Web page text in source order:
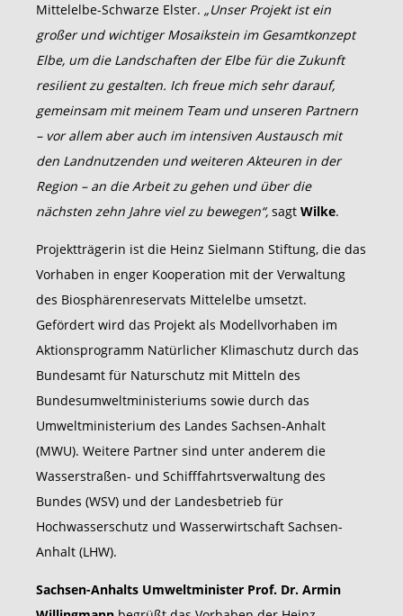
Mittelelbe-Schwarze Elster. „Unser Projekt ist ein
großer und wichtiger Mosaikstein im Gesamtkonzept
Elbe, um die Landschaften der Elbe für die Zukunft
resilient zu gestalten. Ich freue mich sehr darauf,
gemeinsam mit meinem Team und unseren Partnern
– vor allem aber auch im intensiven Austausch mit
den Landnutzenden und weiteren Akteuren in der
Region – an die Arbeit zu gehen und über die
nächsten zehn Jahre viel zu bewegen“, sagt Wilke.
Projektträgerin ist die Heinz Sielmann Stiftung, die das
Vorhaben in enger Kooperation mit der Verwaltung
des Biosphärenreservats Mittelelbe umsetzt.
Gefördert wird das Projekt als Modellvorhaben im
Aktionsprogramm Natürlicher Klimaschutz durch das
Bundesamt für Naturschutz mit Mitteln des
Bundesumweltministeriums sowie durch das
Umweltministerium des Landes Sachsen-Anhalt
(MWU). Weitere Partner sind unter anderem die
Wasserstraßen- und Schifffahrtsverwaltung des
Bundes (WSV) und der Landesbetrieb für
Hochwasserschutz und Wasserwirtschaft Sachsen-
Anhalt (LHW).
Sachsen-Anhalts Umweltminister Prof. Dr. Armin